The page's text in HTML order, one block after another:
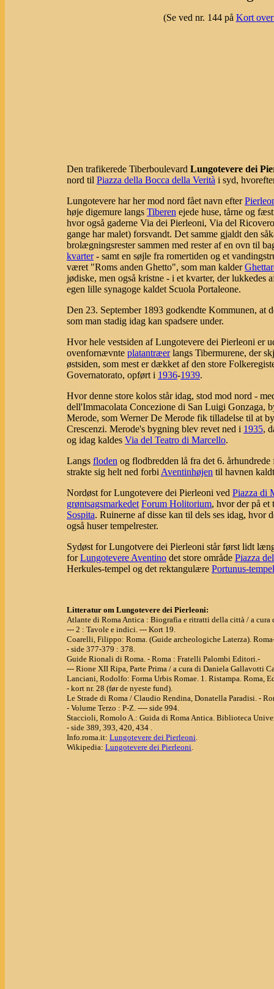
(Se ved nr. 144 på Kort
Den trafikerede Tiberboulevard Lungotevere dei
nord til Piazza della Bocca della Verità i syd,
Lungotevere har her mod nord fået navn efter
høje digemure langs Tiberen ejede huse, tårne og
hvor også gaderne Via dei Pierleoni, Via del
gange har malet) forsvandt. Det samme gjaldt den
brolægningsrester sammen med rester af en ovn til
kvarter- samt en søjle fra romertiden og et
været "Roms anden Ghetto", som man kalder
jødiske, men også kristne - i et kvarter, der lukkedes
egen lille synagoge kaldet Scuola Portaleone.
Den 23. September 1893 godkendte Kommunen,
som man stadig idag kan spadsere under.
Hvor hele vestsiden af Lungotevere dei Pierleoni er
ovenfornævnte platantræerlangs Tibermurene, der
østsiden, som mest er dækket af den store
Governatorato, opført i 1936-1939.
Hvor denne store kolos står idag, stod mod nord -
dell'Immacolata Concezione di San Luigi Gonzaga,
Merode, som Werner De Merode fik tilladelse til at
Crescenzi. Merode's bygning blev revet ned i 1935,
og idag kaldes Via del Teatro di Marcello.
Langs floden og flodbredden lå fra det 6.
strakte sig helt ned forbi Aventinhøjen til havnen
Nordøst for Lungotevere dei Pierleoni ved Piazza di
grøntsagsmarkedet Forum Holitorium, hvor der på
Sospita. Ruinerne af disse kan til dels ses idag, hvor
også huser tempelrester.
Sydøst for Lungotvere dei Pierleoni står først lidt
forLungotevere Aventino det store område Piazza
Herkules-tempel og det rektangulære Portunus-tempel
Litteratur om Lungotevere dei Pierleoni:
Atlante di Roma Antica : Biografia e ritratti della città / a
--- 2 : Tavole e indici. --- Kort 19.
Coarelli, Filippo: Roma. (Guide archeologiche Laterza).
- side 377-379 : 378.
Guide Rionali di Roma. - Roma : Fratelli Palombi Editori.-
--- Rione XII Ripa, Parte Prima / a cura di Daniela Gallavotti
Lanciani, Rodolfo: Forma Urbis Romae. 1. Ristampa. Roma,
- kort nr. 28 (før de nyeste fund).
Le Strade di Roma / Claudio Rendina, Donatella Paradisi. -
- Volume Terzo : P-Z. ---- side 994.
Staccioli, Romolo A.: Guida di Roma Antica. Biblioteca
- side 389, 393, 420, 434 .
Info.roma.it: Lungotevere dei Pierleoni.
Wikipedia: Lungotevere dei Pierleoni.